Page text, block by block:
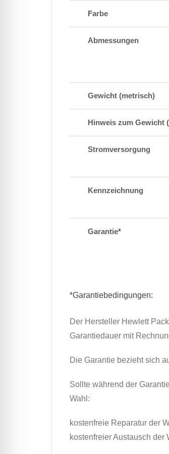
Farbe
Abmessungen
Gewicht (metrisch)
Hinweis zum Gewicht
Stromversorgung
Kennzeichnung
Garantie*
*Garantiebedingungen:
Der Hersteller Hewlett
Garantiedauer mit
Die Garantie bezieht sich
Sollte während der
Wahl:
kostenfreie Reparatur der
kostenfreier Austausch